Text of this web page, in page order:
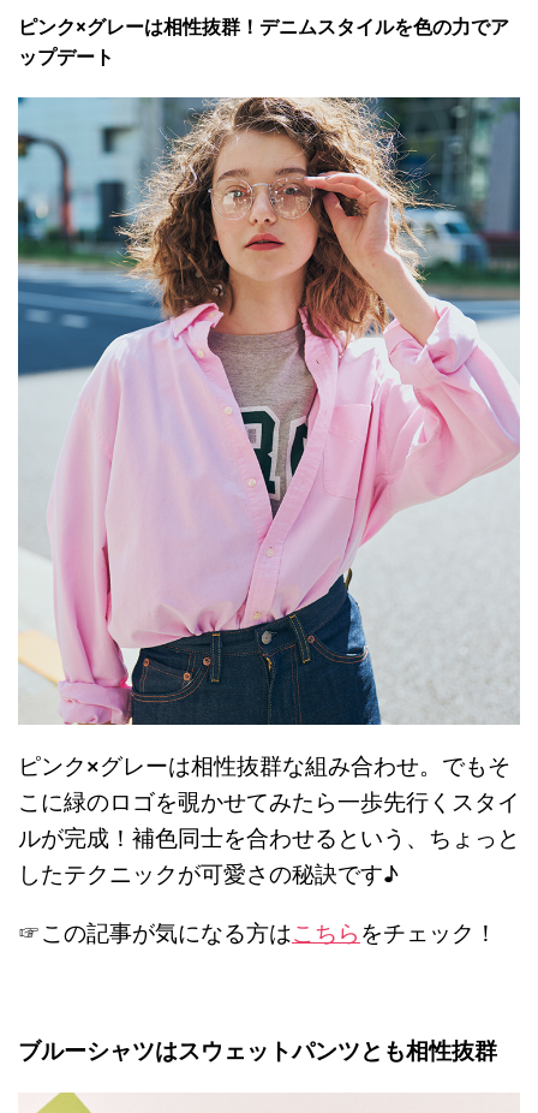
ピンク×グレーは相性抜群！デニムスタイルを色の力でア
ップデート
ピンク×グレーは相性抜群な組み合わせ。でもそ
こに緑のロゴを覗かせてみたら一歩先行くスタイ
ルが完成！補色同士を合わせるという、ちょっと
したテクニックが可愛さの秘訣です♪
☞この記事が気になる方はこちらをチェック！
ブルーシャツはスウェットパンツとも相性抜群